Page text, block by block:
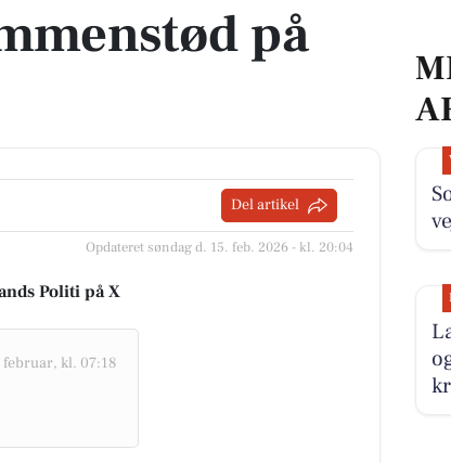
på
Del artikel
Opdateret søndag d. 15. feb. 2026 - kl. 20:04
Politi på X
februar, kl. 07:18